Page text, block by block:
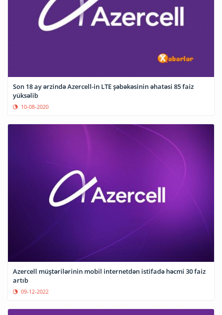
Son 18 ay ərzində Azercell-in LTE şəbəkəsinin əhatəsi 85 faiz
yüksəlib
10-08-2020
Azercell müştərilərinin mobil internetdən istifadə həcmi 30 faiz
artıb
09-12-2022